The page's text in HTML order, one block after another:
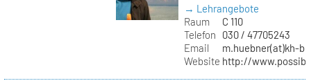
→ Lehrangebote
Raum
C 110
Telefon
030 / 47705243
Email
m.huebner(at)kh-
Website http://